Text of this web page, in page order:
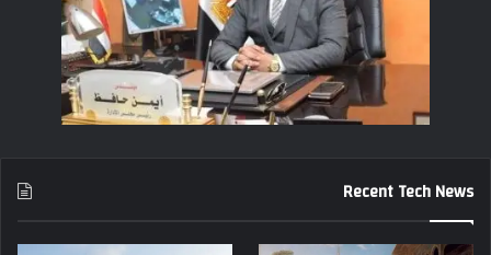
Recent Tech News